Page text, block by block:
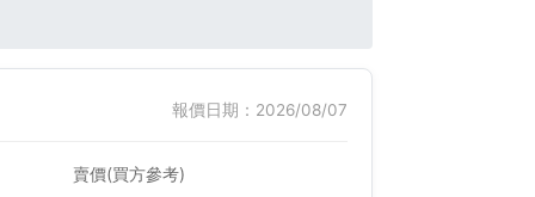
報價日期：2026/08/07
賣價(買方參考)